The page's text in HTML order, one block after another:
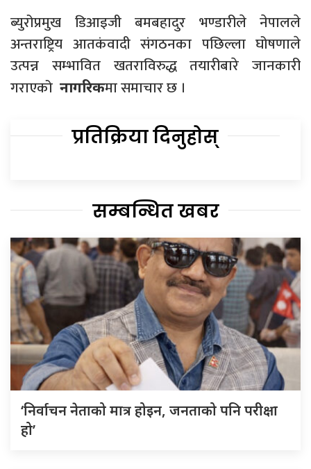
ब्युरोप्रमुख डिआइजी बमबहादुर भण्डारीले नेपालले
अन्तराष्ट्रिय आतकंवादी संगठनका पछिल्ला घोषणाले
उत्पन्न सम्भावित खतराविरुद्ध तयारीबारे जानकारी
गराएको नागरिकमा समाचार छ ।
प्रतिक्रिया दिनुहोस्
सम्बन्धित खबर
‘निर्वाचन नेताको मात्र होइन, जनताको पनि परीक्षा
हो’